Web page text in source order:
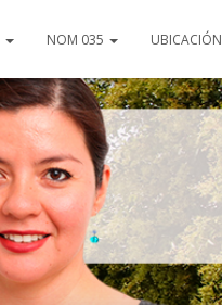
NOM 035 UBICACIÓN